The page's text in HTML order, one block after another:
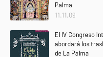
Palma
11.11.09
El IV Congreso
abordará los
de La Palma